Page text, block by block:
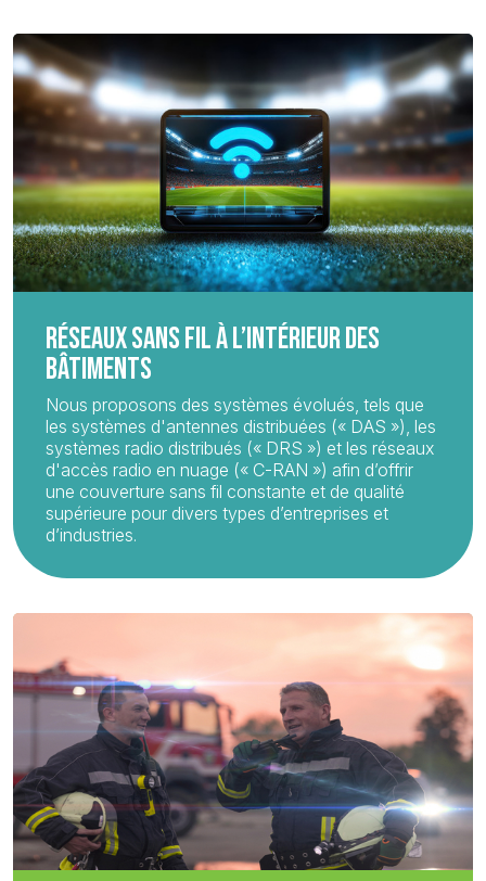
RÉSEAUX SANS FIL À L’INTÉRIEUR DES
BÂTIMENTS
Nous proposons des systèmes évolués, tels que
les systèmes d'antennes distribuées (« DAS »), les
systèmes radio distribués (« DRS ») et les réseaux
d'accès radio en nuage (« C-RAN ») afin d’offrir
une couverture sans fil constante et de qualité
supérieure pour divers types d’entreprises et
d’industries.